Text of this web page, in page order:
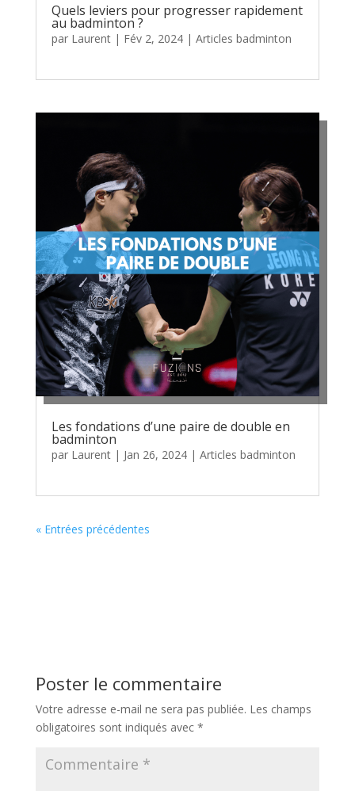
Quels leviers pour progresser rapidement
au badminton ?
par Laurent| Fév 2, 2024| Articles badminton
Les fondations d’une paire de double en
badminton
par Laurent| Jan 26, 2024| Articles badminton
« Entrées précédentes
Poster le commentaire
Votre adresse e-mail ne sera pas publiée. Les champs
obligatoires sont indiqués avec *